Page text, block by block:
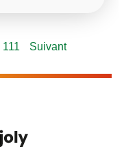
111 Suivant